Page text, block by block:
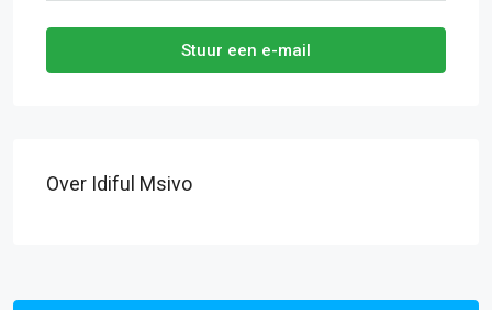
Stuur een e-mail
Over Idiful Msivo